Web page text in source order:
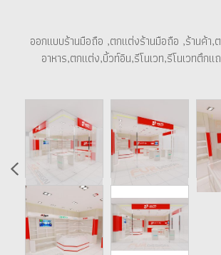
ออกแบบร้านมือถือ ,ตกแต่งร้านมือถือ ,ร้านค้า,
อาหาร,ตกแต่ง,บิ้วท์อิน,รีโนเวท,รีโนเวทตึกแ